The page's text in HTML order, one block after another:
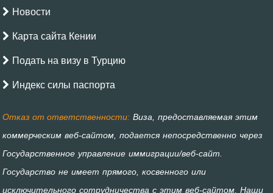
Новости
Карта сайта Кении
Подать на визу в Турцию
Индекс силы паспорта